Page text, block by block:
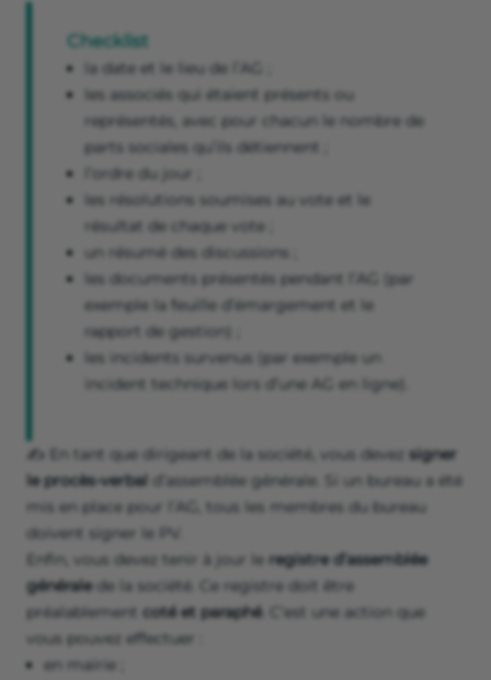
Checklist
la date et le lieu de l’AG ;
les associés qui étaient présents ou
représentés, avec pour chacun le nombre de
parts sociales qu’ils détiennent ;
l’ordre du jour ;
les résolutions soumises au vote et le
résultat de chaque vote ;
un résumé des discussions ;
les documents présentés pendant l’AG (par
exemple la feuille d’émargement et le
rapport de gestion) ;
les incidents survenus (par exemple un
incident technique lors d’une AG en ligne).
✍️ En tant que dirigeant de la société, vous devez signer
le procès-verbal d’assemblée générale. Si un bureau a été
mis en place pour l’AG, tous les membres du bureau
doivent signer le PV.
Enfin, vous devez tenir à jour le registre d’assemblée
généralede la société. Ce registre doit être
préalablement coté et paraphé. C’est une action que
vous pouvez effectuer :
en mairie ;